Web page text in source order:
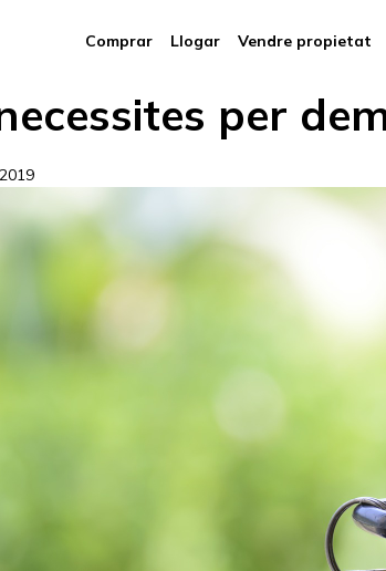
Comprar Llogar Vendre propietat
per